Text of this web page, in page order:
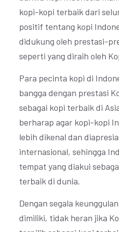
kopi-kopi terbaik dari
positif tentang kopi
didukung oleh prestasi-
seperti yang diraih oleh
Para pecinta kopi di
bangga dengan prestasi
sebagai kopi terbaik di
berharap agar kopi-kopi
lebih dikenal dan
internasional, sehingga
tempat yang diakui
terbaik di dunia.
Dengan segala
dimiliki, tidak heran jika